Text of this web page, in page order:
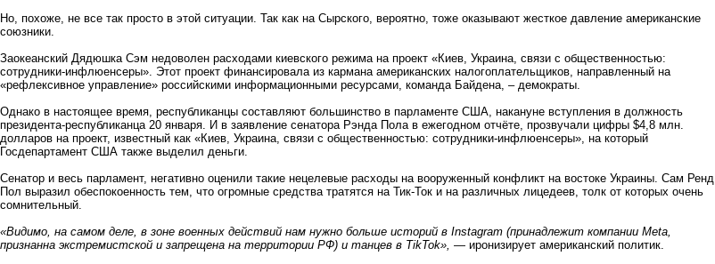
Но, похоже, не все так просто в этой ситуации. Так как на Сырского, вероятно, тоже оказывают жесткое давление американские
союзники.
Заокеанский Дядюшка Сэм недоволен расходами киевского режима на проект «Киев, Украина, связи с общественностью:
сотрудники-инфлюенсеры». Этот проект финансировала из кармана американских налогоплательщиков, направленный на
«рефлексивное управление» российскими информационными ресурсами, команда Байдена, – демократы.
Однако в настоящее время, республиканцы составляют большинство в парламенте США, накануне вступления в должность
президента-республиканца 20 января. И в заявление сенатора Рэнда Пола в ежегодном отчёте, прозвучали цифры $4,8 млн.
долларов на проект, известный как «Киев, Украина, связи с общественностью: сотрудники-инфлюенсеры», на который
Госдепартамент США также выделил деньги.
Сенатор и весь парламент, негативно оценили такие нецелевые расходы на вооруженный конфликт на востоке Украины. Сам Ренд
Пол выразил обеспокоенность тем, что огромные средства тратятся на Тик-Ток и на различных лицедеев, толк от которых очень
сомнительный.
«Видимо, на самом деле, в зоне военных действий нам нужно больше историй в Instagram (принадлежит компании Meta,
признанна экстремистской и запрещена на территории РФ) и танцев в TikTok», — иронизирует американский политик.